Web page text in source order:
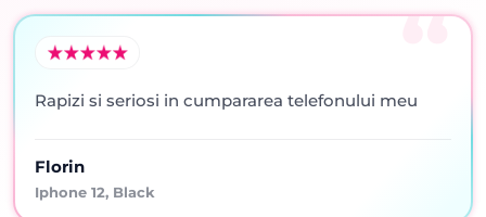
Rapizi si seriosi in cumpararea telefonului meu
Florin
Iphone 12, Black